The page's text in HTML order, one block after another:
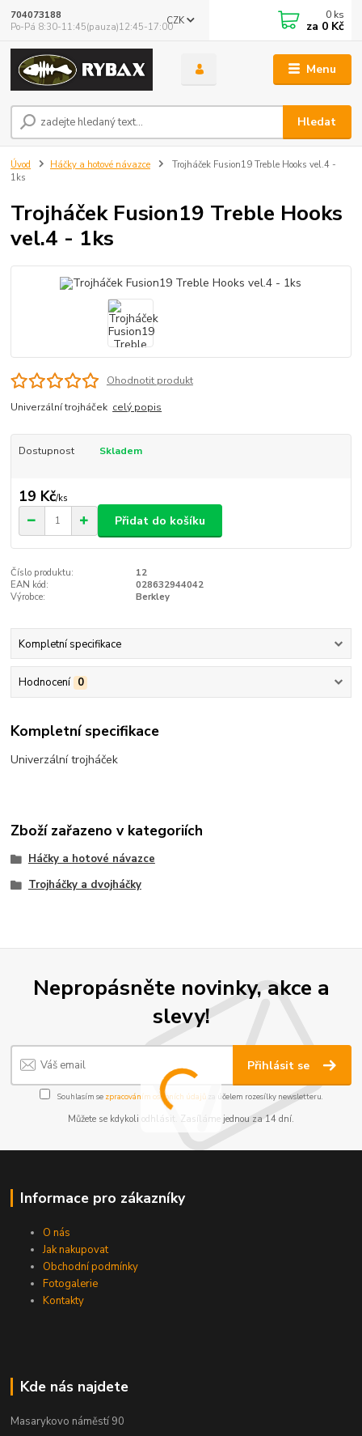
Menu
CZK
Hledat
704073188
Po-Pá 8:30-11:45(pauza)12:45-17:00
0 ks
za 0 Kč
Úvod Háčky a hotové návazce
Trojháček Fusion19 Treble Hooks vel.4 -
1ks
Trojháček Fusion19 Treble Hooks
vel.4 - 1ks
Ohodnotit produkt
Univerzální trojháček celý popis
Dostupnost Skladem
19 Kč/ks
Přidat do košíku
Číslo produktu:
12
EAN kód:
028632944042
Výrobce:
Berkley
Kompletní specifikace
Hodnocení 0
Kompletní specifikace
Univerzální trojháček
Zboží zařazeno v kategoriích
Háčky a hotové návazce
Trojháčky a dvojháčky
Nepropásněte novinky, akce a
slevy!
Přihlásit se
Souhlasím se zpracováním osobních údajůza účelem rozesílky newsletteru.
Můžete se kdykoli odhlásit. Zasíláme jednou za 14 dní.
Informace pro zákazníky
O nás
Jak nakupovat
Obchodní podmínky
Fotogalerie
Kontakty
Kde nás najdete
Masarykovo náměstí 90